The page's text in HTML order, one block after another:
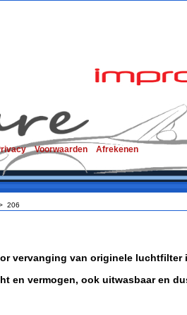
Voorwaarden Afrekenen
206
vervanging van originele luchtfilter
en vermogen, ook uitwasbaar en